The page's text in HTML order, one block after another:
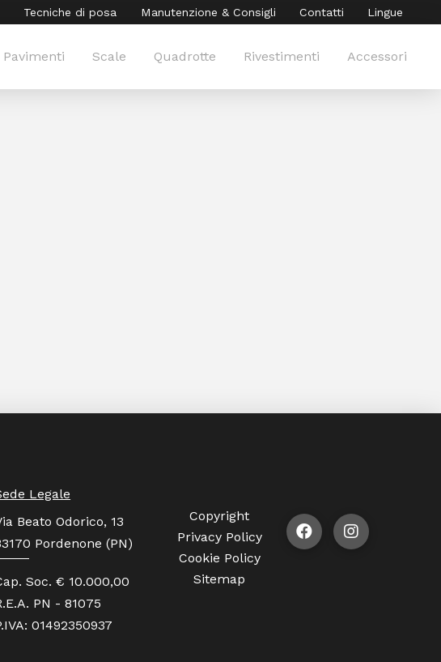
Tecniche di posa Manutenzione & Consigli Contatti Lingue
Pavimenti Scale Quadrotte Rivestimenti Accessori
Legale
Beato Odorico, 13
Pordenone (PN)
Soc. € 10.000,00
PN - 81075
01492350937
Copyright
Privacy Policy
Cookie Policy
Sitemap